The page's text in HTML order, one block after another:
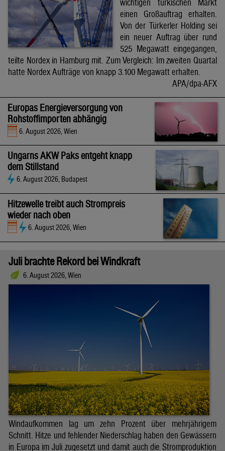
wichtigen türkischen Markt
einen Großauftrag erhalten.
Von der Türkerler Holding sei
ein neuer Auftrag über rund
525 Megawatt eingegangen,
teilte Nordex in Hamburg mit. Zum Vergleich: Im zweiten Quartal
hatte Nordex Aufträge von knapp 3.100 Megawatt erhalten.
APA/dpa-AFX
Europas Energieversorgung von
Rohstoffimporten abhängig
6. August 2026, Wien
Ungarns AKW Paks entgeht knapp
dem Stillstand
6. August 2026, Budapest
Hitzewelle treibt auch Strompreis
wieder nach oben
6. August 2026, Wien
Juli brachte Rekord bei Windkraft
6. August 2026, Wien
Windaufkommen lag um zehn Prozent über mehrjährigem
Schnitt. Hitze und fehlender Niederschlag haben den Gewässern
in Europa im Juli zugesetzt und damit auch die Stromproduktion